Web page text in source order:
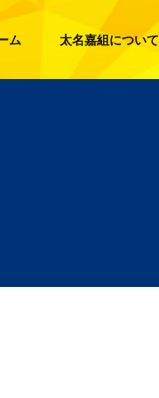
ム 太名嘉組について